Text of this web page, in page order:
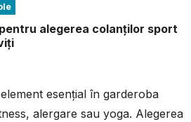
alegerea colanților sport
esențial în garderoba
alergare sau yoga. Alegerea